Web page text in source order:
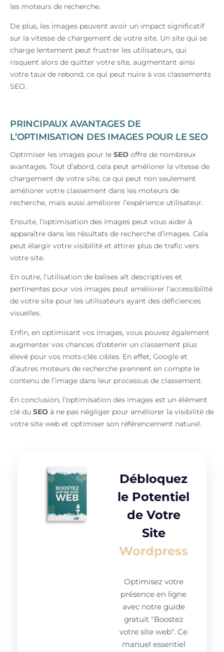
les moteurs de recherche.
De plus, les images peuvent avoir un impact significatif
sur la vitesse de chargement de votre site. Un site qui se
charge lentement peut frustrer les utilisateurs, qui
risquent alors de quitter votre site, augmentant ainsi
votre taux de rebond, ce qui peut nuire à vos classements
SEO.
PRINCIPAUX AVANTAGES DE
L’OPTIMISATION DES IMAGES POUR LE SEO
Optimiser les images pour le SEO offre de nombreux
avantages. Tout d’abord, cela peut améliorer la vitesse de
chargement de votre site, ce qui peut non seulement
améliorer votre classement dans les moteurs de
recherche, mais aussi améliorer l’expérience utilisateur.
Ensuite, l’optimisation des images peut vous aider à
apparaître dans les résultats de recherche d’images. Cela
peut élargir votre visibilité et attirer plus de trafic vers
votre site.
En outre, l’utilisation de balises alt descriptives et
pertinentes pour vos images peut améliorer l’accessibilité
de votre site pour les utilisateurs ayant des déficiences
visuelles.
Enfin, en optimisant vos images, vous pouvez également
augmenter vos chances d’obtenir un classement plus
élevé pour vos mots-clés cibles. En effet, Google et
d’autres moteurs de recherche prennent en compte le
contenu de l’image dans leur processus de classement.
En conclusion, l’optimisation des images est un élément
clé du SEO à ne pas négliger pour améliorer la visibilité de
votre site web et optimiser son référencement naturel.
Débloquez
le Potentiel
de Votre
Site
Wordpress
Optimisez votre
présence en ligne
avec notre guide
gratuit "Boostez
votre site web". Ce
manuel essentiel